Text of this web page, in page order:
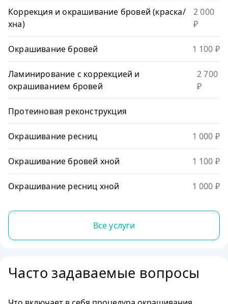
Коррекция и окрашивание бровей (краска/
хна)
2 000
₽
Окрашивание бровей 1 100 ₽
Ламинирование с коррекцией и
окрашиванием бровей
2 700
₽
Протеиновая реконструкция
Окрашивание ресниц 1 000 ₽
Окрашивание бровей хной 1 100 ₽
Окрашивание ресниц хной 1 000 ₽
Все услуги
Часто задаваемые вопросы